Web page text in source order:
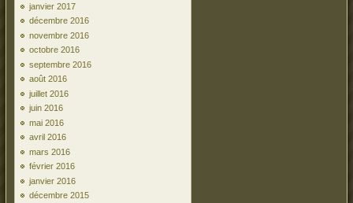
janvier 2017
décembre 2016
novembre 2016
octobre 2016
septembre 2016
août 2016
juillet 2016
juin 2016
mai 2016
avril 2016
mars 2016
février 2016
janvier 2016
décembre 2015